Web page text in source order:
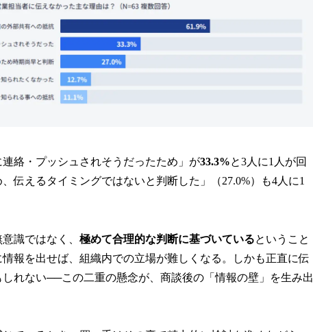
絡・プッシュされそうだったため」が33.3%と3人に1人が回
伝えるタイミングではないと判断した」（27.0%）も4人に1
識ではなく、 極めて合理的な判断に基づいているということ
報を出せば、組織内での立場が難しくなる。しかも正直に伝
れない──この二重の懸念が、商談後の「情報の壁」を生み出